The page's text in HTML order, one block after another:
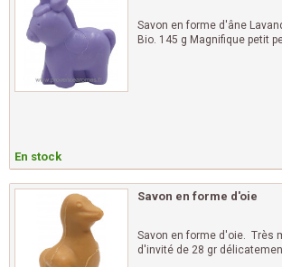
Savon en forme d'âne
Bio. 145 g Magnifique petit
En stock
Savon en forme d'oie
Savon en forme d'oie. Très
d'invité de 28 gr